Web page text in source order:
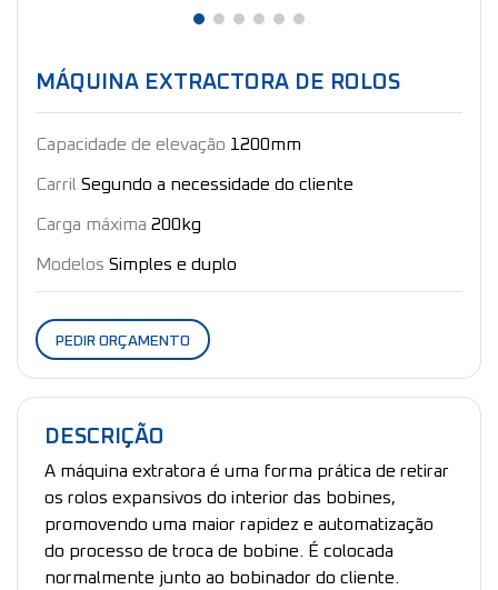
MÁQUINA EXTRACTORA DE ROLOS
Capacidade de elevação 1200mm
Carril Segundo a necessidade do cliente
Carga máxima 200kg
Modelos Simples e duplo
PEDIR ORÇAMENTO
DESCRIÇÃO
A máquina extratora é uma forma prática de retirar
os rolos expansivos do interior das bobines,
promovendo uma maior rapidez e automatização
do processo de troca de bobine. É colocada
normalmente junto ao bobinador do cliente.